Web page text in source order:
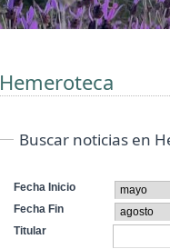
Hemeroteca
Buscar noticias en
Fecha Inicio
Fecha Fin
Titular